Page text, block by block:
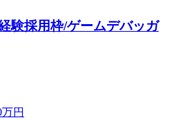
験採用枠/ゲームデバッガ
円